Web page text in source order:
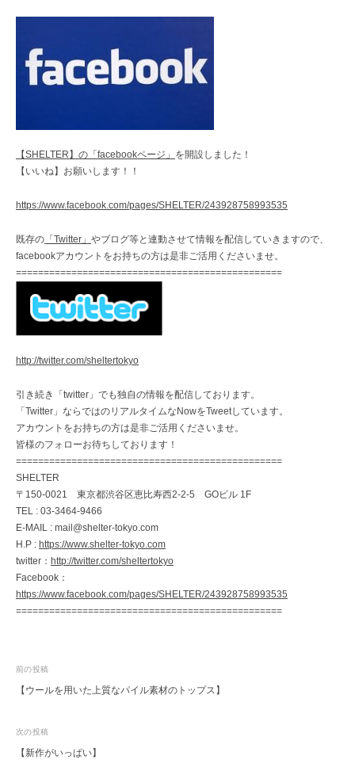
【SHELTER】の「facebookページ」 を開設しました！
【いいね】お願いします！！
https://www.facebook.com/pages/SHELTER/243928758993535
既存の 「Twitter」 やブログ等と連動させて情報を配信していきますので、
facebookアカウントをお持ちの方は是非ご活用くださいませ。
================================================
http://twitter.com/sheltertokyo
引き続き「twitter」でも独自の情報を配信しております。
「Twitter」ならではのリアルタイムなNowをTweetしています。
アカウントをお持ちの方は是非ご活用くださいませ。
皆様のフォローお待ちしております！
================================================
SHELTER
〒150-0021 東京都渋谷区恵比寿西2-2-5 GOビル 1F
TEL : 03-3464-9466
E-MAIL : mail@shelter-tokyo.com
H.P : https://www.shelter-tokyo.com
twitter： http://twitter.com/sheltertokyo
Facebook：
https://www.facebook.com/pages/SHELTER/243928758993535
================================================
投
稿
ビ
ゲ
前の投稿
【ウールを用いた上質なパイル素材のトップス】
次の投稿
【新作がいっぱい】